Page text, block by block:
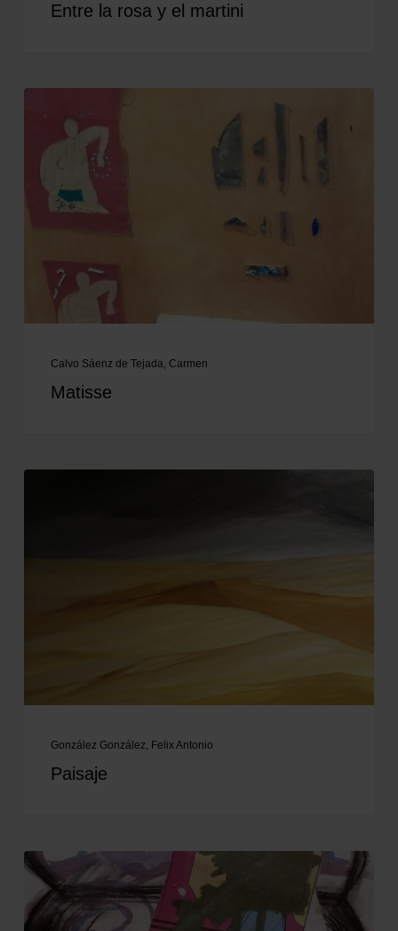
Entre la rosa y el martini
Calvo Sáenz de Tejada, Carmen
Matisse
González González, Felix Antonio
Paisaje